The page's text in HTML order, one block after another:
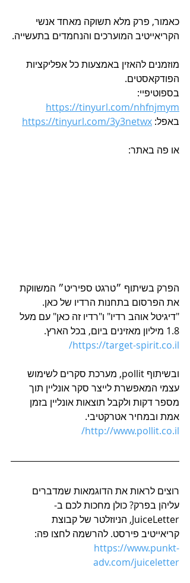
כאמור, פרק מלא תשוקה מאחד אנשי
הקריאייטיב המוערכים והנחמדים בתעשייה.
מוזמנים להאזין באמצעות כל אפליקציות
הפודקאסטים.
בספוטיפיי:
https://tinyurl.com/nhfnjmym
באפל: https://tinyurl.com/3y3netwx
או פה באתר:
הפרק בשיתוף ״טרגט ספיריט״ המשווקת
את הפרסום בתחנות הרדיו של כאן.
"דיגיטל אוהב רדיו" ו"רדיו זה כאן" עם מעל
1.8 מיליון מאזינים ביום, בכל הארץ.
https://target-spirit.co.il/
ובשיתוף pollit, מערכת סקרים לשימוש
עצמי המאפשרת לייצר סקר אונליין תוך
מספר דקות ולקבל תוצאות אונליין בזמן
אמת ובמחיר אטרקטיבי.
http://www.pollit.co.il/
רוצים לראות את הדוגמאות שמדברים
עליהן בפרק? כולן מחכות לכם ב-
JuiceLetter, הניוזלטר של קבוצת
קריאייטיב פירסט. להרשמה לחצו פה:
https://www.punkt-
adv.com/juiceletter